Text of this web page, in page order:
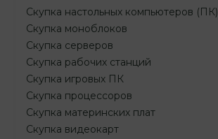
Скупка настольных компьютеров (ПК)
Скупка моноблоков
Скупка серверов
Скупка рабочих станций
Скупка игровых ПК
Скупка процессоров
Скупка материнских плат
Скупка видеокарт